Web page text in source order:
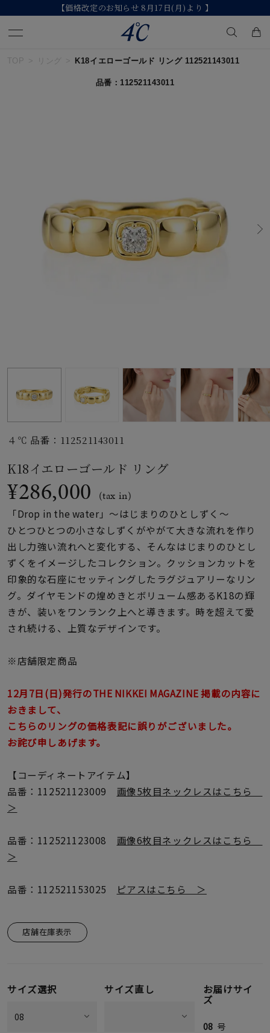
【2026 Summer Collection】発売中
キーワードで検索する
ブランド
カテゴリー すべてのジュエリー
誕生石
ファッションテイス
ト
着用シーン
コレクション
レディース
リングサイズ
～
価格 ¥0
在庫 在庫ありのみ すべて表示
TOP リング K18イエローゴールド リング 112521143011
品番：112521143011
４℃ 品番：112521143011
K18イエローゴールド リング
¥286,000 (tax in)
「Drop in the water」〜はじまりのひとしずく〜
ひとつひとつの小さなしずくがやがて大きな流れを作り
出し力強い流れへと変化する、そんなはじまりのひとし
ずくをイメージしたコレクション。クッションカットを
印象的な石座にセッティングしたラグジュアリーなリン
グ。ダイヤモンドの煌めきとボリューム感あるK18の輝
きが、装いをワンランク上へと導きます。時を超えて愛
され続ける、上質なデザインです。
※店舗限定商品
12月7日(日)発行のTHE NIKKEI MAGAZINE 掲載の内容に
おきまして、
こちらのリングの価格表記に誤りがございました。
お詫び申しあげます。
【コーディネートアイテム】
品番：112521123009 画像5枚目ネックレスはこちら
＞
品番：112521123008 画像6枚目ネックレスはこちら
＞
品番：112521153025 ピアスはこちら ＞
店舗在庫表示
サイズ選択 サイズ直し お届けサイ
ズ
08 号